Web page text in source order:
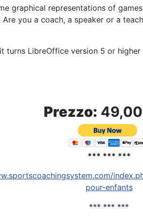
graphical representations of
Are you a coach, a speaker or a
turns LibreOffice version 5 or
Prezzo: 49,00
*** *** ***
pour-enfants
*** *** ***